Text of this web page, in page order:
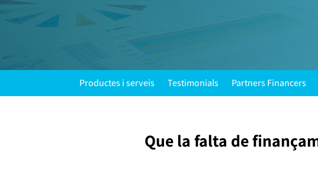
Productes i serveis Testimonials Partners Financers
Que la falta de